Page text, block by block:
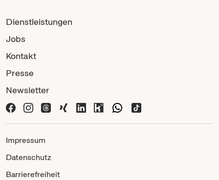
Dienstleistungen
Jobs
Kontakt
Presse
Newsletter
Impressum
Datenschutz
Barrierefreiheit